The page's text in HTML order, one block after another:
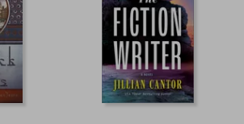
$ 107.603
45%
dcto.